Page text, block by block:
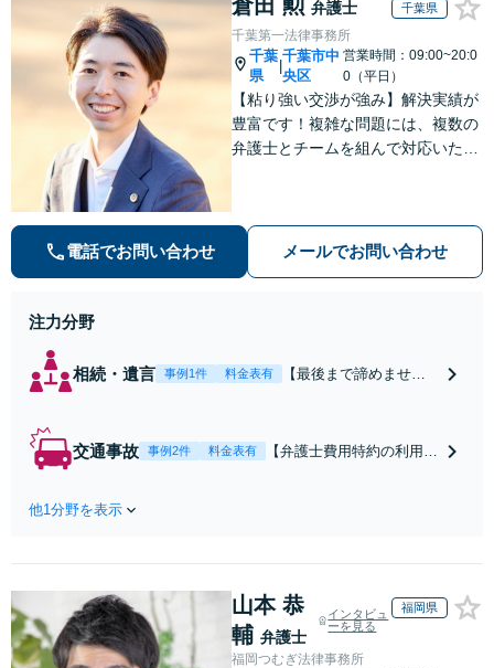
倉田 勲 弁護士 千葉県
千葉第一法律事務所
千葉
県
千葉市中
央区
営業時間：09:00~20:0
0（平日）
【粘り強い交渉が強み】解決実績が
豊富です！複雑な問題には、複数の
弁護士とチームを組んで対応いたし
気軽にご相談ください。
電話でお問い合わせ メールでお問い合わせ
注力分野
相続・遺言 事例1件 料金表有
【最後まで諦めませ
合意してしまう前にご
放棄も対応可能。【JR
千葉駅近く】駐車場あ
り
交通事故 事例2件 料金表有
【弁護士費用特約の利用＆
我された方はまずご相談く
は損をしてしまうかもしれ
ません。代わりに交渉・手
続きをし、負担を軽減。
他1分野を表示
山本 恭
輔 弁護士
インタビュ
ーを見る
福岡県
福岡つむぎ法律事務所